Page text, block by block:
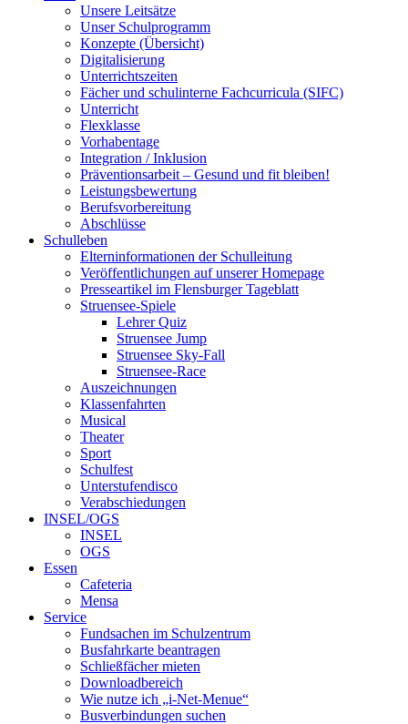
Unsere Leitsätze
Unser Schulprogramm
Konzepte (Übersicht)
Digitalisierung
Unterrichtszeiten
Fächer und schulinterne Fachcurricula (SIFC)
Unterricht
Flexklasse
Vorhabentage
Integration / Inklusion
Präventionsarbeit – Gesund und fit bleiben!
Leistungsbewertung
Berufsvorbereitung
Abschlüsse
Schulleben
Elterninformationen der Schulleitung
Veröffentlichungen auf unserer Homepage
Presseartikel im Flensburger Tageblatt
Struensee-Spiele
Lehrer Quiz
Struensee Jump
Struensee Sky-Fall
Struensee-Race
Auszeichnungen
Klassenfahrten
Musical
Theater
Sport
Schulfest
Unterstufendisco
Verabschiedungen
INSEL/OGS
INSEL
OGS
Essen
Cafeteria
Mensa
Service
Fundsachen im Schulzentrum
Busfahrkarte beantragen
Schließfächer mieten
Downloadbereich
Wie nutze ich „i-Net-Menue“
Busverbindungen suchen